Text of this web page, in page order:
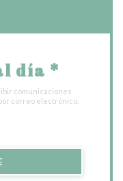
día *
comunicaciones
correo electrónico.